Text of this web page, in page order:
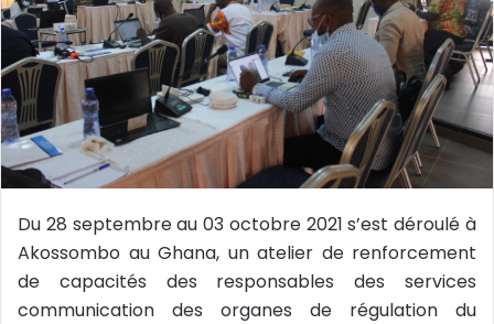
r
u
n
c
o
u
r
i
e
l
Du 28 septembre au 03 octobre 2021 s’est déroulé à
Akossombo au Ghana, un atelier de renforcement
de capacités des responsables des services
communication des organes de régulation du